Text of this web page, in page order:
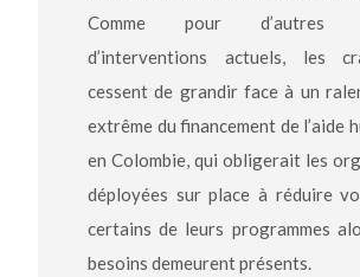
Comme pour d’autres
d’interventions actuels, les
cessent de grandir face à un
extrême du financement de l’aide
en Colombie, qui obligerait les
déployées sur place à réduire
certains de leurs programmes
besoins demeurent présents.